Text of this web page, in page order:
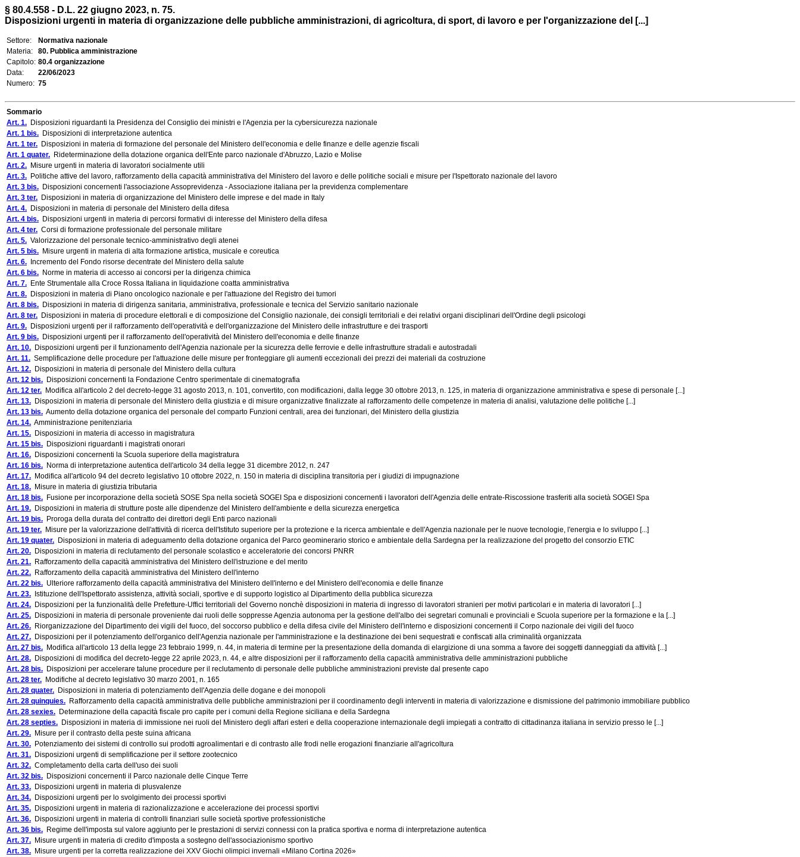
§ 80.4.558 - D.L. 22 giugno 2023, n. 75.
Disposizioni urgenti in materia di organizzazione delle pubbliche amministrazioni, di agricoltura, di sport, di lavoro e per l'organizzazione del [...]
Settore:
Normativa nazionale
Materia:
80. Pubblica amministrazione
Capitolo: 80.4 organizzazione
Data:
22/06/2023
Numero: 75
Sommario
Art. 1. Disposizioni riguardanti la Presidenza del Consiglio dei ministri e l'Agenzia per la cybersicurezza nazionale
Art. 1 bis. Disposizioni di interpretazione autentica
Art. 1 ter. Disposizioni in materia di formazione del personale del Ministero dell'economia e delle finanze e delle agenzie fiscali
Art. 1 quater. Rideterminazione della dotazione organica dell'Ente parco nazionale d'Abruzzo, Lazio e Molise
Art. 2. Misure urgenti in materia di lavoratori socialmente utili
Art. 3. Politiche attive del lavoro, rafforzamento della capacità amministrativa del Ministero del lavoro e delle politiche sociali e misure per l'Ispettorato nazionale del lavoro
Art. 3 bis. Disposizioni concernenti l'associazione Assoprevidenza - Associazione italiana per la previdenza complementare
Art. 3 ter. Disposizioni in materia di organizzazione del Ministero delle imprese e del made in Italy
Art. 4. Disposizioni in materia di personale del Ministero della difesa
Art. 4 bis. Disposizioni urgenti in materia di percorsi formativi di interesse del Ministero della difesa
Art. 4 ter. Corsi di formazione professionale del personale militare
Art. 5. Valorizzazione del personale tecnico-amministrativo degli atenei
Art. 5 bis. Misure urgenti in materia di alta formazione artistica, musicale e coreutica
Art. 6. Incremento del Fondo risorse decentrate del Ministero della salute
Art. 6 bis. Norme in materia di accesso ai concorsi per la dirigenza chimica
Art. 7. Ente Strumentale alla Croce Rossa Italiana in liquidazione coatta amministrativa
Art. 8. Disposizioni in materia di Piano oncologico nazionale e per l'attuazione del Registro dei tumori
Art. 8 bis. Disposizioni in materia di dirigenza sanitaria, amministrativa, professionale e tecnica del Servizio sanitario nazionale
Art. 8 ter. Disposizioni in materia di procedure elettorali e di composizione del Consiglio nazionale, dei consigli territoriali e dei relativi organi disciplinari dell'Ordine degli psicologi
Art. 9. Disposizioni urgenti per il rafforzamento dell'operatività e dell'organizzazione del Ministero delle infrastrutture e dei trasporti
Art. 9 bis. Disposizioni urgenti per il rafforzamento dell'operatività del Ministero dell'economia e delle finanze
Art. 10. Disposizioni urgenti per il funzionamento dell'Agenzia nazionale per la sicurezza delle ferrovie e delle infrastrutture stradali e autostradali
Art. 11. Semplificazione delle procedure per l'attuazione delle misure per fronteggiare gli aumenti eccezionali dei prezzi dei materiali da costruzione
Art. 12. Disposizioni in materia di personale del Ministero della cultura
Art. 12 bis. Disposizioni concernenti la Fondazione Centro sperimentale di cinematografia
Art. 12 ter. Modifica all'articolo 2 del decreto-legge 31 agosto 2013, n. 101, convertito, con modificazioni, dalla legge 30 ottobre 2013, n. 125, in materia di organizzazione amministrativa e spese di personale [...]
Art. 13. Disposizioni in materia di personale del Ministero della giustizia e di misure organizzative finalizzate al rafforzamento delle competenze in materia di analisi, valutazione delle politiche [...]
Art. 13 bis. Aumento della dotazione organica del personale del comparto Funzioni centrali, area dei funzionari, del Ministero della giustizia
Art. 14. Amministrazione penitenziaria
Art. 15. Disposizioni in materia di accesso in magistratura
Art. 15 bis. Disposizioni riguardanti i magistrati onorari
Art. 16. Disposizioni concernenti la Scuola superiore della magistratura
Art. 16 bis. Norma di interpretazione autentica dell'articolo 34 della legge 31 dicembre 2012, n. 247
Art. 17. Modifica all'articolo 94 del decreto legislativo 10 ottobre 2022, n. 150 in materia di disciplina transitoria per i giudizi di impugnazione
Art. 18. Misure in materia di giustizia tributaria
Art. 18 bis. Fusione per incorporazione della società SOSE Spa nella società SOGEI Spa e disposizioni concernenti i lavoratori dell'Agenzia delle entrate-Riscossione trasferiti alla società SOGEI Spa
Art. 19. Disposizioni in materia di strutture poste alle dipendenze del Ministero dell'ambiente e della sicurezza energetica
Art. 19 bis. Proroga della durata del contratto dei direttori degli Enti parco nazionali
Art. 19 ter. Misure per la valorizzazione dell'attività di ricerca dell'Istituto superiore per la protezione e la ricerca ambientale e dell'Agenzia nazionale per le nuove tecnologie, l'energia e lo sviluppo [...]
Art. 19 quater. Disposizioni in materia di adeguamento della dotazione organica del Parco geominerario storico e ambientale della Sardegna per la realizzazione del progetto del consorzio ETIC
Art. 20. Disposizioni in materia di reclutamento del personale scolastico e acceleratorie dei concorsi PNRR
Art. 21. Rafforzamento della capacità amministrativa del Ministero dell'istruzione e del merito
Art. 22. Rafforzamento della capacità amministrativa del Ministero dell'interno
Art. 22 bis. Ulteriore rafforzamento della capacità amministrativa del Ministero dell'interno e del Ministero dell'economia e delle finanze
Art. 23. Istituzione dell'Ispettorato assistenza, attività sociali, sportive e di supporto logistico al Dipartimento della pubblica sicurezza
Art. 24. Disposizioni per la funzionalità delle Prefetture-Uffici territoriali del Governo nonchè disposizioni in materia di ingresso di lavoratori stranieri per motivi particolari e in materia di lavoratori [...]
Art. 25. Disposizioni in materia di personale proveniente dai ruoli delle soppresse Agenzia autonoma per la gestione dell'albo dei segretari comunali e provinciali e Scuola superiore per la formazione e la [...]
Art. 26. Riorganizzazione del Dipartimento dei vigili del fuoco, del soccorso pubblico e della difesa civile del Ministero dell'interno e disposizioni concernenti il Corpo nazionale dei vigili del fuoco
Art. 27. Disposizioni per il potenziamento dell'organico dell'Agenzia nazionale per l'amministrazione e la destinazione dei beni sequestrati e confiscati alla criminalità organizzata
Art. 27 bis. Modifica all'articolo 13 della legge 23 febbraio 1999, n. 44, in materia di termine per la presentazione della domanda di elargizione di una somma a favore dei soggetti danneggiati da attività [...]
Art. 28. Disposizioni di modifica del decreto-legge 22 aprile 2023, n. 44, e altre disposizioni per il rafforzamento della capacità amministrativa delle amministrazioni pubbliche
Art. 28 bis. Disposizioni per accelerare talune procedure per il reclutamento di personale delle pubbliche amministrazioni previste dal presente capo
Art. 28 ter. Modifiche al decreto legislativo 30 marzo 2001, n. 165
Art. 28 quater. Disposizioni in materia di potenziamento dell'Agenzia delle dogane e dei monopoli
Art. 28 quinquies. Rafforzamento della capacità amministrativa delle pubbliche amministrazioni per il coordinamento degli interventi in materia di valorizzazione e dismissione del patrimonio immobiliare pubblico
Art. 28 sexies. Determinazione della capacità fiscale pro capite per i comuni della Regione siciliana e della Sardegna
Art. 28 septies. Disposizioni in materia di immissione nei ruoli del Ministero degli affari esteri e della cooperazione internazionale degli impiegati a contratto di cittadinanza italiana in servizio presso le [...]
Art. 29. Misure per il contrasto della peste suina africana
Art. 30. Potenziamento dei sistemi di controllo sui prodotti agroalimentari e di contrasto alle frodi nelle erogazioni finanziarie all'agricoltura
Art. 31. Disposizioni urgenti di semplificazione per il settore zootecnico
Art. 32. Completamento della carta dell'uso dei suoli
Art. 32 bis. Disposizioni concernenti il Parco nazionale delle Cinque Terre
Art. 33. Disposizioni urgenti in materia di plusvalenze
Art. 34. Disposizioni urgenti per lo svolgimento dei processi sportivi
Art. 35. Disposizioni urgenti in materia di razionalizzazione e accelerazione dei processi sportivi
Art. 36. Disposizioni urgenti in materia di controlli finanziari sulle società sportive professionistiche
Art. 36 bis. Regime dell'imposta sul valore aggiunto per le prestazioni di servizi connessi con la pratica sportiva e norma di interpretazione autentica
Art. 37. Misure urgenti in materia di credito d'imposta a sostegno dell'associazionismo sportivo
Art. 38. Misure urgenti per la corretta realizzazione dei XXV Giochi olimpici invernali «Milano Cortina 2026»